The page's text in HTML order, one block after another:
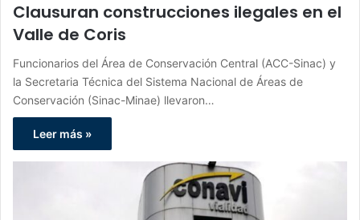
Clausuran construcciones ilegales en el
Valle de Coris
Funcionarios del Área de Conservación Central (ACC-Sinac) y
la Secretaria Técnica del Sistema Nacional de Áreas de
Conservación (Sinac-Minae) llevaron…
Leer más »